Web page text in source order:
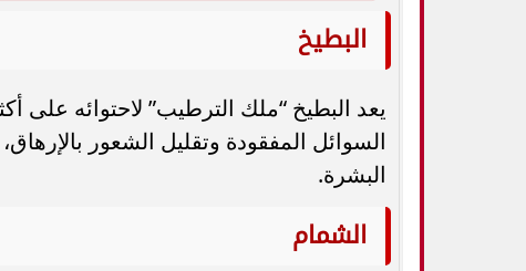
البطيخ
السوائل المفقودة وتقليل الشعور
البشرة.
الشمام